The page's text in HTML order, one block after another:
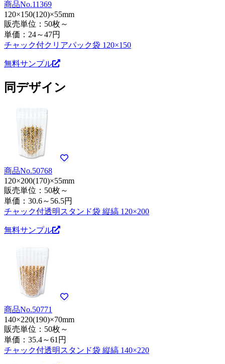
商品No.11369
120×150(120)×55mm
販売単位：50枚～
単価： 24～47円
チャック付クリアパック袋 120×150
無料サンプル
同デザイン
商品No.50768
120×200(170)×55mm
販売単位：50枚～
単価： 30.6～56.5円
チャック付透明スタンド袋 縦縞 120×200
無料サンプル
商品No.50771
140×220(190)×70mm
販売単位：50枚～
単価： 35.4～61円
チャック付透明スタンド袋 縦縞 140×220